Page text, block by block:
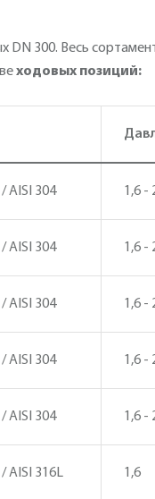
300. Весь
ходовых позиций:
AISI 304 1,6 -
AISI 304 1,6 -
AISI 304 1,6 -
AISI 304 1,6 -
AISI 304 1,6 -
AISI 316L 1,6